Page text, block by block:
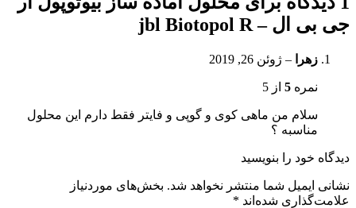
جی بی ال – jbl Biotopol R
زهرا – ژوئن 26, 2019
نمره 5 از 5
سلام من ماهی کوی و گوپی و فایتر فقط دارم این محلول
مناسبه ؟
دیدگاه خود را بنویسید
نشانی ایمیل شما منتشر نخواهد شد. بخش‌های موردنیاز
علامت‌گذاری شده‌اند *